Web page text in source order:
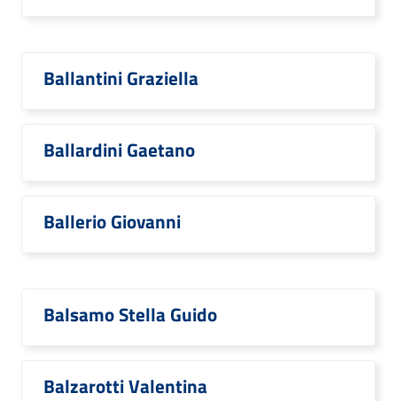
Ballantini Graziella
Ballardini Gaetano
Ballerio Giovanni
Balsamo Stella Guido
Balzarotti Valentina